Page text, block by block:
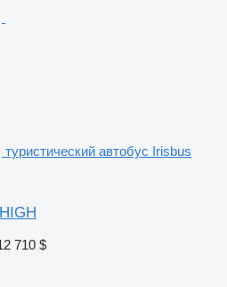
туристический автобус Irisbus
710 $